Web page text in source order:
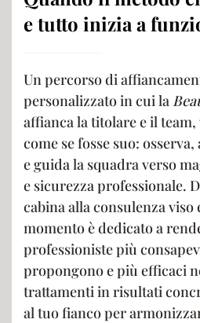
e tutto inizia a
Un percorso di
personalizzato in cui la
affianca la titolare e il
come se fosse suo:
e guida la squadra verso
e sicurezza professionale.
cabina alla consulenza viso
momento è dedicato a
professioniste più
propongono e più efficaci
trattamenti in risultati
al tuo fianco per